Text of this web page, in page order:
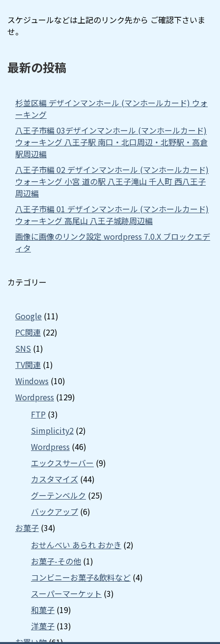
スケジュールなどは上記のリンク先から ご確認下さいま
せ。
最新の投稿
杉並区編 デザインマンホール (マンホールカード) ウォ
ーキング
八王子市編 03デザインマンホール (マンホールカード)
ウォーキング 八王子駅 南口・北口周辺・北野駅・高倉
駅周辺編
八王子市編 02 デザインマンホール (マンホールカード)
ウォーキング 小宮 道の駅 八王子滝山 千人町 西八王子
周辺編
八王子市編 01 デザインマンホール (マンホールカード)
ウォーキング 高尾山 八王子城跡周辺編
画像に画像のリンク設定 wordpress 7.0.X ブロックエデ
ィタ
カテゴリー
Google (11)
PC関連 (22)
SNS (1)
TV関連 (1)
Windows (10)
Wordpress (129)
FTP (3)
Simplicity2 (2)
Wordpress (46)
エックスサーバー (9)
カスタマイズ (44)
グーテンベルク (25)
バックアップ (6)
お菓子 (34)
おせんべい あられ おかき (2)
お菓子-その他 (1)
コンビニーお菓子&飲料など (4)
スーパーマーケット (3)
和菓子 (19)
洋菓子 (13)